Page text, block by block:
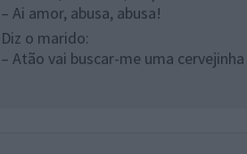
– Ai amor, abusa, abusa!
Diz o marido:
– Atão vai buscar-me uma cervejinha